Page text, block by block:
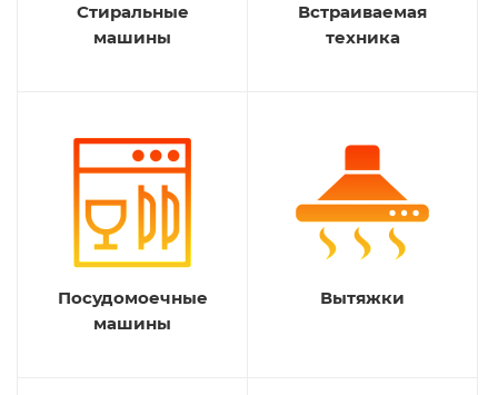
Стиральные
машины
Встраиваемая
техника
Посудомоечные
машины
Вытяжки